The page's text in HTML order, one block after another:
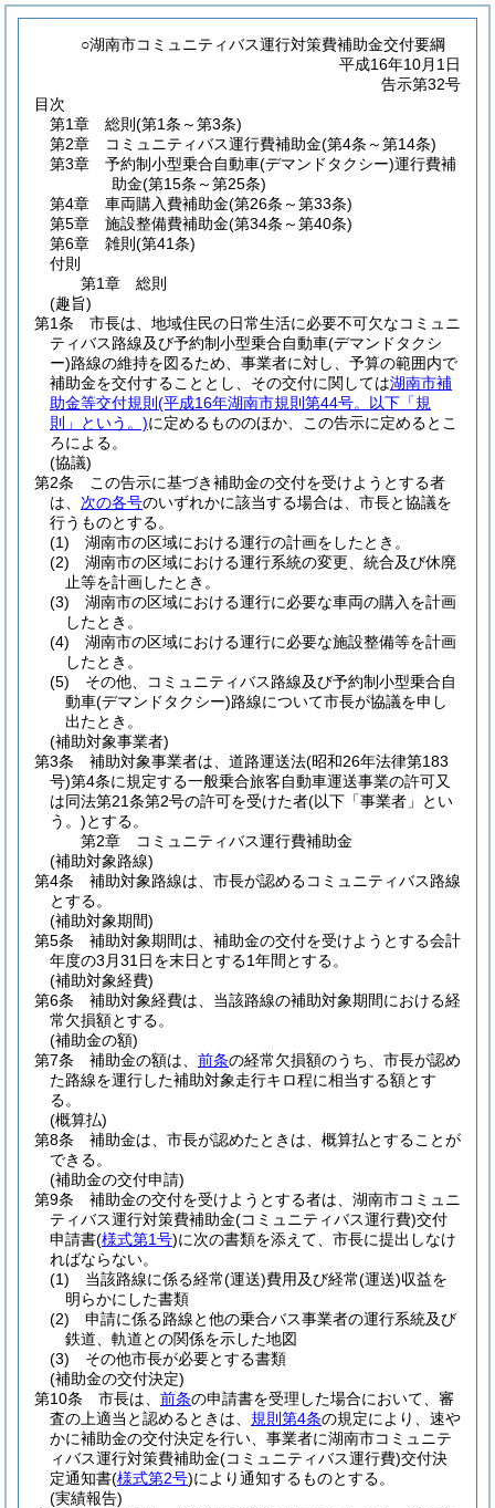
○湖南市コミュニティバス運行対策費補助金交付要綱
平成16年10月1日
告示第32号
目次
第1章
総則 (第1条～第3条)
第2章
コミュニティバス運行費補助金(第4条～第14条)
第3章
予約制小型乗合自動車(デマンドタクシー)運行費補
助金(第15条～第25条)
第4章
車両購入費補助金(第26条～第33条)
第5章
施設整備費補助金(第34条～第40条)
第6章
雑則 (第41条)
付則
第1章
総則
(趣旨)
第1条
市長は、地域住民の日常生活に必要不可欠なコミュニ
ティバス路線及び予約制小型乗合自動車(デマンドタクシ
ー)路線の維持を図るため、事業者に対し、予算の範囲内で
補助金を交付することとし、その交付に関しては湖南市補
助金等交付規則 (平成16年湖南市規則第44号。以下「規
則」という。)に定めるもののほか、この告示に定めるとこ
ろによる。
(協議)
第2条
この告示に基づき補助金の交付を受けようとする者
は、 次の各号のいずれかに該当する場合は、市長と協議を
行うものとする。
(1)
湖南市の区域における運行の計画をしたとき。
(2)
湖南市の区域における運行系統の変更、統合及び休廃
止等を計画したとき。
(3)
湖南市の区域における運行に必要な車両の購入を計画
したとき。
(4)
湖南市の区域における運行に必要な施設整備等を計画
したとき。
(5)
その他、コミュニティバス路線及び予約制小型乗合自
動車(デマンドタクシー)路線について市長が協議を申し
出たとき。
(補助対象事業者)
第3条
補助対象事業者は、道路運送法(昭和26年法律第183
号)第4条に規定する一般乗合旅客自動車運送事業の許可又
は同法第21条第2号の許可を受けた者(以下「事業者」とい
う。)とする。
第2章
コミュニティバス運行費補助金
(補助対象路線)
第4条
補助対象路線は、市長が認めるコミュニティバス路線
とする。
(補助対象期間)
第5条
補助対象期間は、補助金の交付を受けようとする会計
年度の3月31日を末日とする1年間とする。
(補助対象経費)
第6条
補助対象経費は、当該路線の補助対象期間における経
常欠損額とする。
(補助金の額)
第7条
補助金の額は、 前条の経常欠損額のうち、市長が認め
た路線を運行した補助対象走行キロ程に相当する額とす
る。
(概算払)
第8条
補助金は、市長が認めたときは、概算払とすることが
できる。
(補助金の交付申請)
第9条
補助金の交付を受けようとする者は、湖南市コミュニ
ティバス運行対策費補助金(コミュニティバス運行費)交付
申請書(様式第1号)に次の書類を添えて、市長に提出しなけ
ればならない。
(1)
当該路線に係る経常(運送)費用及び経常(運送)収益を
明らかにした書類
(2)
申請に係る路線と他の乗合バス事業者の運行系統及び
鉄道、軌道との関係を示した地図
(3)
その他市長が必要とする書類
(補助金の交付決定)
第10条
市長は、 前条の申請書を受理した場合において、審
査の上適当と認めるときは、 規則第4条の規定により、速や
かに補助金の交付決定を行い、事業者に湖南市コミュニテ
ィバス運行対策費補助金(コミュニティバス運行費)交付決
定通知書(様式第2号)により通知するものとする。
(実績報告)